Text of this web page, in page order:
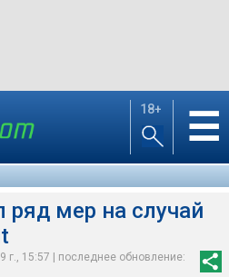
18+ ☰
ряд мер на случай
г., 15:57 | последнее обновление: